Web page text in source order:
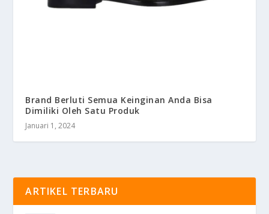
Brand Berluti Semua Keinginan Anda Bisa
Dimiliki Oleh Satu Produk
Januari 1, 2024
ARTIKEL TERBARU